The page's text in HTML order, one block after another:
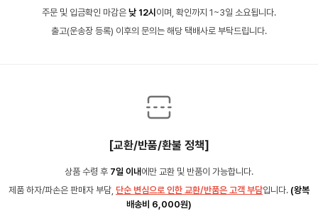
주문 및 입금확인 마감은 낮 12시 이며, 확인까지 1~3일 소요됩니다.
출고(운송장 등록) 이후의 문의는 해당 택배사로 부탁드립니다.
[교환/반품/환불 정책]
상품 수령 후 7일 이내 에만 교환 및 반품이 가능합니다.
제품 하자/파손은 판매자 부담, 단순 변심으로 인한 교환/반품은 고객 부담입니다. (왕복
배송비 6,000원)